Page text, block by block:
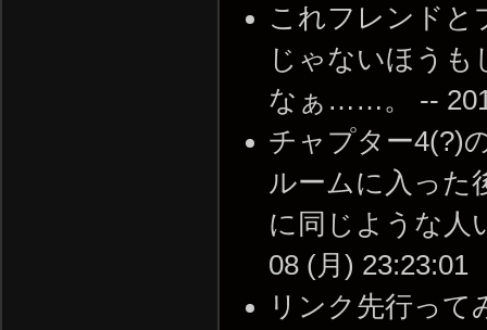
これフレンド
じゃないほう
なぁ……。 --
チャプター4(?)
ルームに入った
に同じような人
08 (月) 23:23:01
リンク先行って